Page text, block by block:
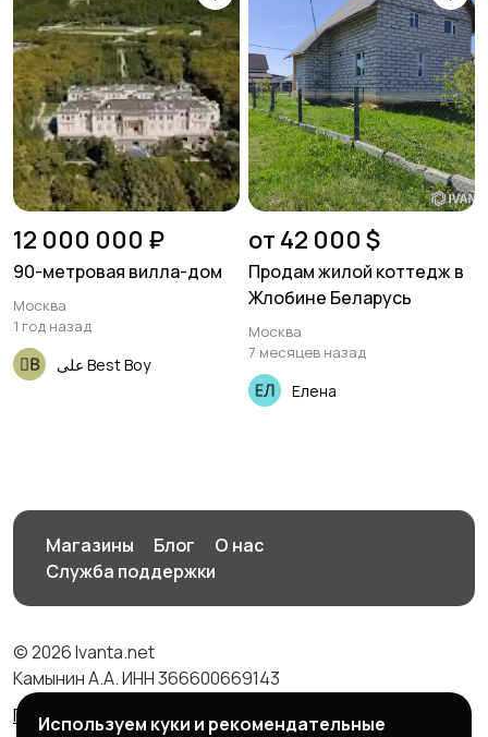
12 000 000 ₽
90-метровая вилла-дом
Москва
1 год назад
علی Best Boy
от 42 000 $
Продам жилой коттедж в
Жлобине Беларусь
Москва
7 месяцев назад
Елена
Магазины Блог
О нас
Служба поддержки
© 2026 Ivanta.net
Камынин А.А. ИНН 366600669143
Правила сервиса
Политика конфиденциальности
Используем куки и рекомендательные